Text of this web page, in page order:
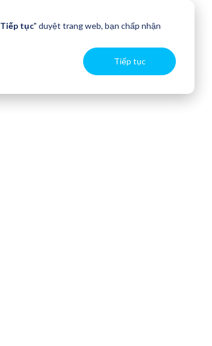
Tiếp tục" duyệt trang web, bạn chấp nhận
Tiếp tục